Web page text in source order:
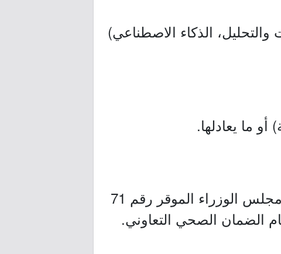
الذكاء الاصطناعي)
ما يعادلها.
- مجلس الضمان الصحي التعاوني، هيئة حكومية مستقلة أُنشئت بقرار مجلس الوزراء الموقر رقم 71